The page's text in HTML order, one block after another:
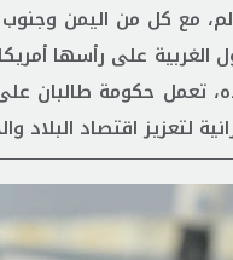
إحدى أفقر 3 دول في
الغربية على رأسها
تعمل حكومة طالبان
لتعزيز اقتصاد البلاد